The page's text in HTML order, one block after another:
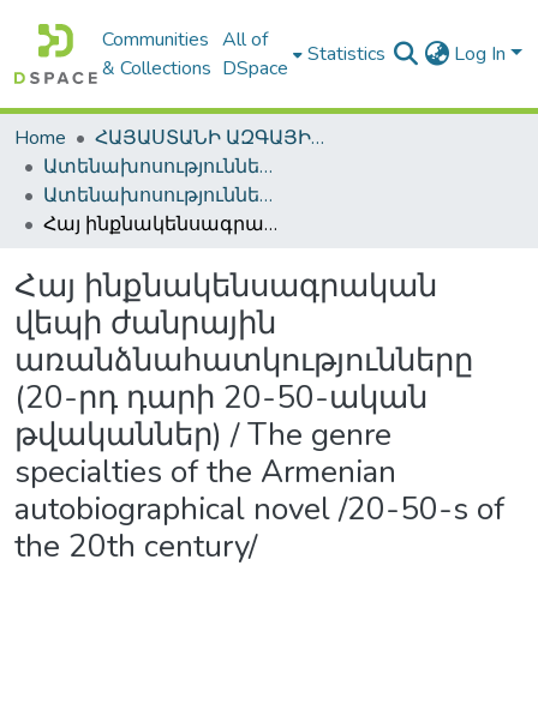
Communities
& Collections
All of
DSpace
Statistics Log In
Home
ՀԱՅԱՍՏԱՆԻ ԱԶԳԱՅԻՆ ԳՐԱԴԱՐԱՆԻ ԹՎԱՅԻՆ ՊԱՀՈՑ / DIGITAL REPOSITORY OF NLA
Ատենախոսություններ և սեղմագրեր / Theses & Abstracts
Ատենախոսություններ և սեղմագրեր / Theses & Abstracts
Հայ ինքնակենսագրական վեպի ժանրային առանձնահատկությունները (20-րդ դարի 20-50-ական թվականներ) / The genre specialties of the Armenian autobiographical novel /20-50-s of the 20th century/
Հայ ինքնակենսագրական
վեպի ժանրային
առանձնահատկությունները
(20-րդ դարի 20-50-ական
թվականներ) / The genre
specialties of the Armenian
autobiographical novel /20-50-s of
the 20th century/